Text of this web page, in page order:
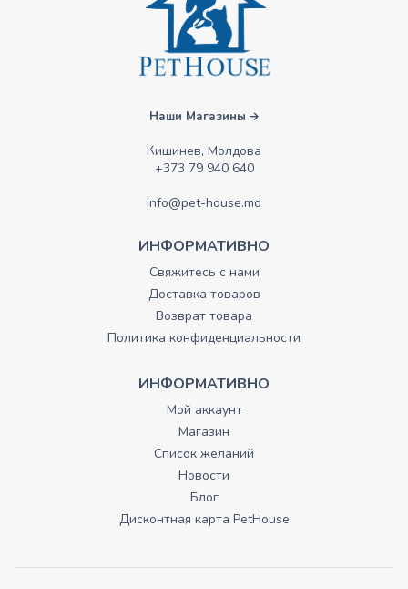
Наши Магазины
Кишинев, Молдова
+373 79 940 640
info@pet-house.md
ИНФОРМАТИВНО
Свяжитесь с нами
Доставка товаров
Возврат товара
Политика конфиденциальности
ИНФОРМАТИВНО
Мой аккаунт
Магазин
Список желаний
Новости
Блог
Дисконтная карта PetHouse